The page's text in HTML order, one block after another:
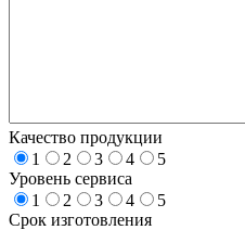
Качество продукции
1
2 3 4
5
Уровень сервиса
1
2 3 4
5
Срок изготовления